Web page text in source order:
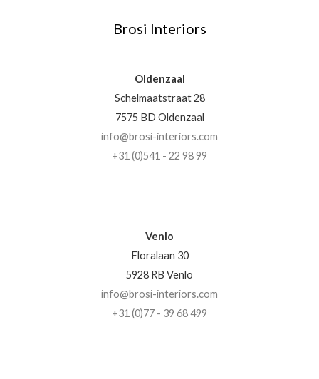
Brosi Interiors
Oldenzaal
Schelmaatstraat 28
7575 BD Oldenzaal
info@brosi-interiors.com
+31 (0)541 - 22 98 99
Venlo
Floralaan 30
5928 RB Venlo
info@brosi-interiors.com
+31 (0)77 - 39 68 499